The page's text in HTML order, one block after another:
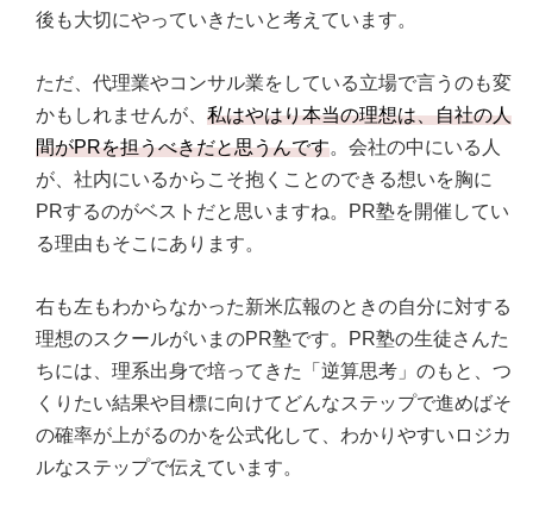
後も大切にやっていきたいと考えています。
ただ、代理業やコンサル業をしている立場で言うのも変
かもしれませんが、 私はやはり本当の理想は、自社の人
間がPRを担うべきだと思うんです。会社の中にいる人
が、社内にいるからこそ抱くことのできる想いを胸に
PRするのがベストだと思いますね。PR塾を開催してい
る理由もそこにあります。
右も左もわからなかった新米広報のときの自分に対する
理想のスクールがいまのPR塾です。PR塾の生徒さんた
ちには、理系出身で培ってきた「逆算思考」のもと、つ
くりたい結果や目標に向けてどんなステップで進めばそ
の確率が上がるのかを公式化して、わかりやすいロジカ
ルなステップで伝えています。